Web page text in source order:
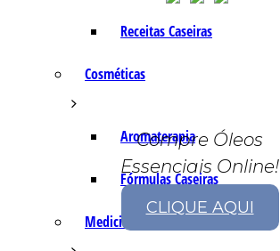
Receitas Caseiras
Cosméticas
Aromaterapia
Fórmulas Caseiras
Medicinais
Compre Óleos
Essenciais Online!
CLIQUE AQUI